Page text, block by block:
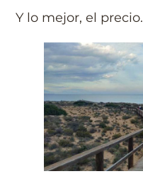
Y lo mejor, el precio.